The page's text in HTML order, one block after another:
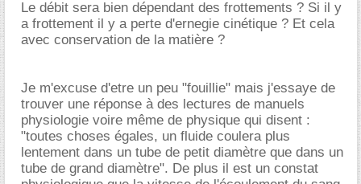
Le débit sera bien dépendant des frottements ? Si il y
a frottement il y a perte d'ernegie cinétique ? Et cela
avec conservation de la matière ?
Je m'excuse d'etre un peu "fouillie" mais j'essaye de
trouver une réponse à des lectures de manuels
physiologie voire même de physique qui disent :
"toutes choses égales, un fluide coulera plus
lentement dans un tube de petit diamètre que dans un
tube de grand diamètre". De plus il est un constat